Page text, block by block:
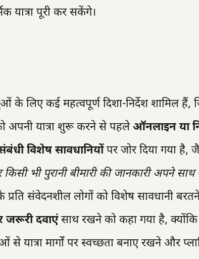
यात्रा पूरी कर सकेंगे।
के लिए कई महत्वपूर्ण दिशा-निर्देश शामिल हैं,
अपनी यात्रा शुरू करने से पहलेऑनलाइन या
विशेष सावधानियोंपर जोर दिया गया है,
भी पुरानी बीमारी की जानकारी अपने साथ
संवेदनशील लोगों को विशेष सावधानी
जरूरी दवाएंसाथ रखने को कहा गया है, क्योंकि
से यात्रा मार्गों पर स्वच्छता बनाए रखने और